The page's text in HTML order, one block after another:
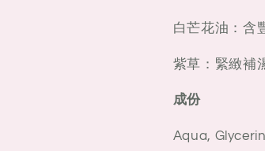
白芒花油：含
紫草：緊緻補
成份
Aqua,